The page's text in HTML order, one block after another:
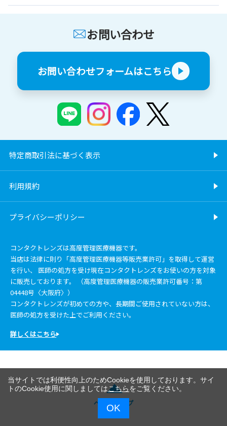
お問い合わせ
お問い合わせフォームはこちら
特定商取引法に基づく表示
利用規約
プライバシーポリシー
コンタクトレンズは高度管理医療機器です。
当店は法律に則り「高度管理医療機器等販売業許可」を取得して運営
を行い、 医師の処方を受け現在コンタクトレンズをお使いの方を対象
に販売しております。 （高度管理医療機器の販売業許可番号：第
04448号〈大阪府〉）
コンタクトレンズが初めての方や、長期間ご使用されていない方は、
医師の処方を受けた上でご利用ください。
詳しくはこちら
ページトップ
当サイトでは利便性向上のためCookieを使用しております。サイ
トのCookie使用に関しましてはこちらをご覧ください。
OK